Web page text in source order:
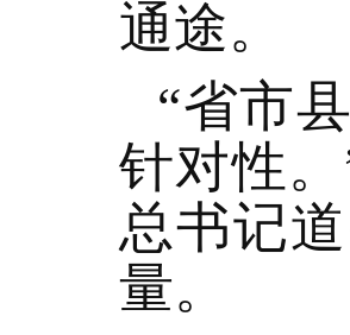
通途。
“省市
针对性
总书记
量。